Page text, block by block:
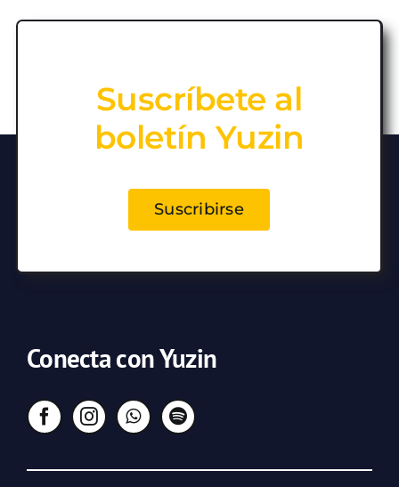
Suscríbete al
boletín Yuzin
Suscribirse
Conecta con Yuzin